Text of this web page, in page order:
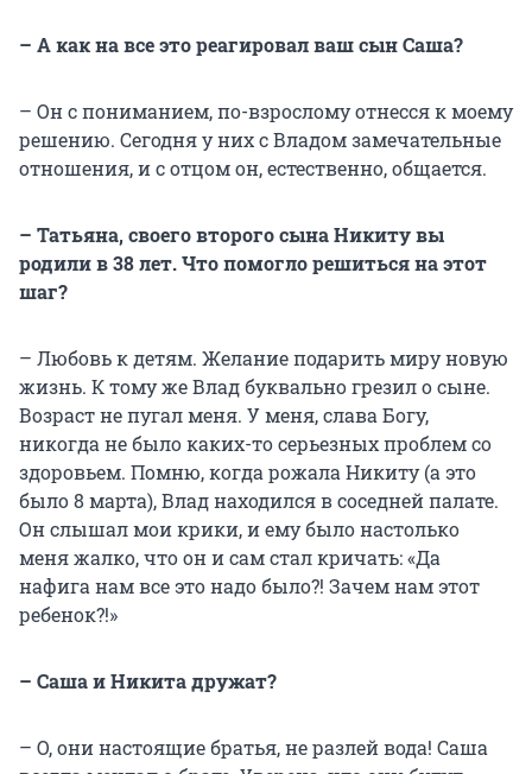
– А как на все это реагировал ваш сын Саша?
– Он с пониманием, по-взрослому отнесся к моему
решению. Сегодня у них с Владом замечательные
отношения, и с отцом он, естественно, общается.
– Татьяна, своего второго сына Никиту вы
родили в 38 лет. Что помогло решиться на этот
шаг?
– Любовь к детям. Желание подарить миру новую
жизнь. К тому же Влад буквально грезил о сыне.
Возраст не пугал меня. У меня, слава Богу,
никогда не было каких-то серьезных проблем со
здоровьем. Помню, когда рожала Никиту (а это
было 8 марта), Влад находился в соседней палате.
Он слышал мои крики, и ему было настолько
меня жалко, что он и сам стал кричать: «Да
нафига нам все это надо было?! Зачем нам этот
ребенок?!»
– Саша и Никита дружат?
– О, они настоящие братья, не разлей вода! Саша